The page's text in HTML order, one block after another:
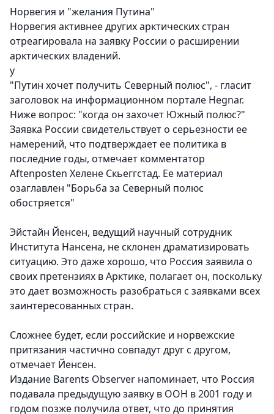
Норвегия и "желания Путина"
Норвегия активнее других арктических стран
отреагировала на заявку России о расширении
арктических владений.
у
"Путин хочет получить Северный полюс", - гласит
заголовок на информационном портале Hegnar.
Ниже вопрос: "когда он захочет Южный полюс?"
Заявка России свидетельствует о серьезности ее
намерений, что подтверждает ее политика в
последние годы, отмечает комментатор
Aftenposten Хелене Скьеггстад. Ее материал
озаглавлен "Борьба за Северный полюс
обостряется"
Эйстайн Йенсен, ведущий научный сотрудник
Института Нансена, не склонен драматизировать
ситуацию. Это даже хорошо, что Россия заявила о
своих претензиях в Арктике, полагает он, поскольку
это дает возможность разобраться с заявками всех
заинтересованных стран.
Сложнее будет, если российские и норвежские
притязания частично совпадут друг с другом,
отмечает Йенсен.
Издание Barents Observer напоминает, что Россия
подавала предыдущую заявку в ООН в 2001 году и
годом позже получила ответ, что до принятия